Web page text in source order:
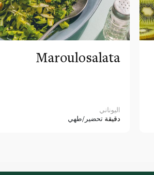
Maroulosalata
اليوناني
دقيقة تحضير/طهي